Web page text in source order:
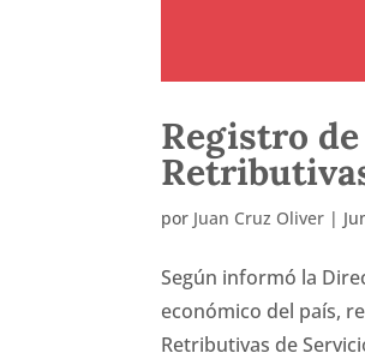
Registro
por Juan Cruz Oliver |
Según informó la
económico del país,
Retributivas de